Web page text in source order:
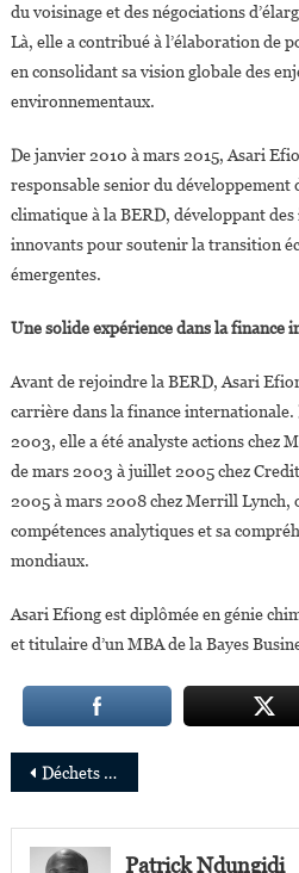
du voisinage et des négociations
Là, elle a contribué à l’élaboration de
en consolidant sa vision globale des
environnementaux.
De janvier 2010 à mars 2015, Asari
responsable senior du développement
climatique à la BERD, développant
innovants pour soutenir la transition
émergentes.
Une solide expérience dans la finance
Avant de rejoindre la BERD, Asari
carrière dans la finance internationale.
2003, elle a été analyste actions chez
de mars 2003 à juillet 2005 chez
2005 à mars 2008 chez Merrill Lynch,
compétences analytiques et sa
mondiaux.
Asari Efiong est diplômée en génie
et titulaire d’un MBA de la Bayes
Navigation
de
Déchets plastiques : PHC transforme la pollution en solution
Patrick Ndungidi